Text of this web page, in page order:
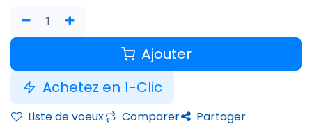
Ajouter
Achetez en 1-Clic
Liste de voeux Comparer Partager